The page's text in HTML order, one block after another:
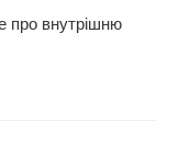
про внутрішню